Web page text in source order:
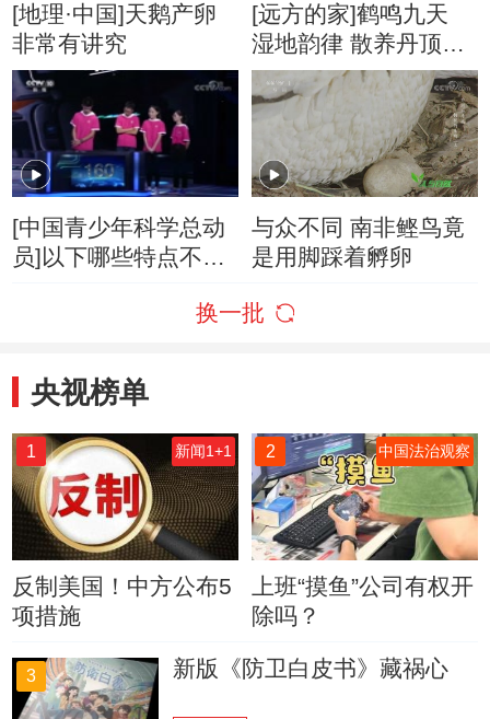
[地理·中国]天鹅产卵
非常有讲究
[远方的家]鹤鸣九天
湿地韵律 散养丹顶鹤
繁育新生命
[中国青少年科学总动
员]以下哪些特点不是
的食物而采取的策
与众不同 南非鲣鸟竟
是用脚踩着孵卵
换一批
央视榜单
1 新闻1+1
反制美国！中方公布5
项措施
2 中国法治观察
上班“摸鱼”公司有权开
除吗？
3 新版《防卫白皮书》藏祸心